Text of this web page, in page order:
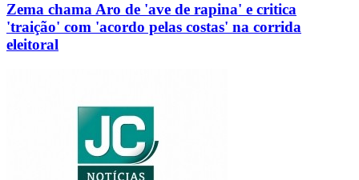
Zema chama Aro de 'ave de rapina' e critica
'traição' com 'acordo pelas costas' na corrida
eleitoral